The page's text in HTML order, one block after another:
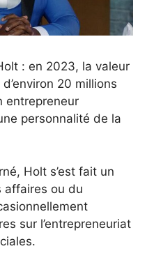
: en 2023, la valeur
20 millions
entrepreneur
personnalité de la
Holt s’est fait un
affaires ou du
sur l’entrepreneuriat